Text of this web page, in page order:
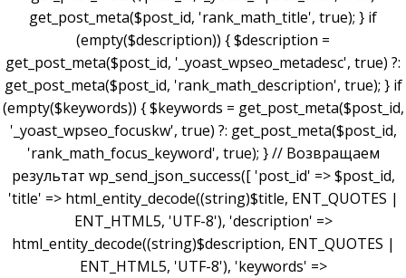
get_post_meta($post_id, 'rank_math_title', true); } if
(empty($description)) { $description =
get_post_meta($post_id, '_yoast_wpseo_metadesc', true) ?:
get_post_meta($post_id, 'rank_math_description', true); } if
(empty($keywords)) { $keywords = get_post_meta($post_id,
'_yoast_wpseo_focuskw', true) ?: get_post_meta($post_id,
'rank_math_focus_keyword', true); } // Возвращаем
результат wp_send_json_success([ 'post_id' => $post_id,
'title' => html_entity_decode((string)$title, ENT_QUOTES |
ENT_HTML5, 'UTF-8'), 'description' =>
html_entity_decode((string)$description, ENT_QUOTES |
ENT_HTML5, 'UTF-8'), 'keywords' =>